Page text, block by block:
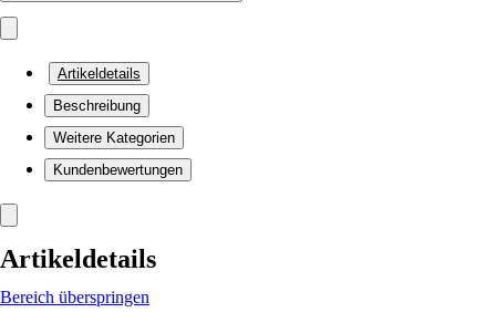
Artikeldetails
Beschreibung
Weitere Kategorien
Kundenbewertungen
Artikeldetails
Bereich überspringen